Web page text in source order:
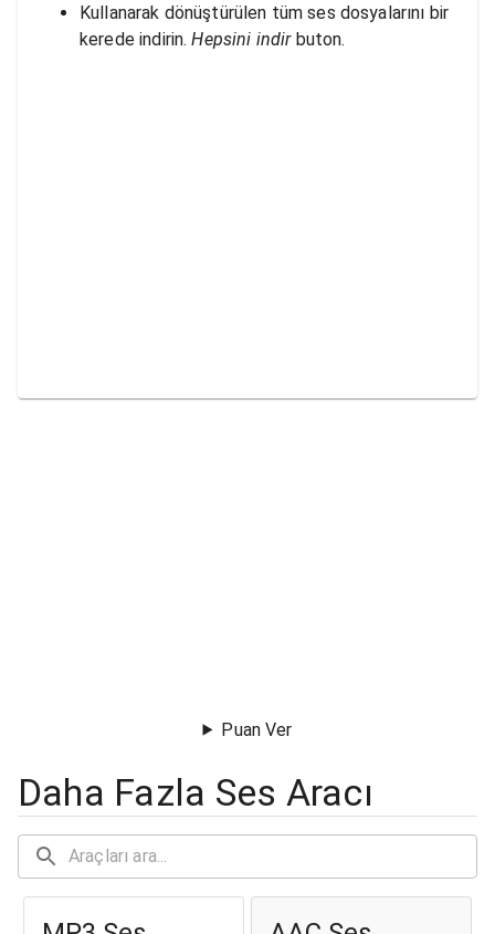
Kullanarak dönüştürülen tüm ses dosyalarını bir
kerede indirin. Hepsini indirbuton.
Puan Ver
Daha Fazla Ses Aracı